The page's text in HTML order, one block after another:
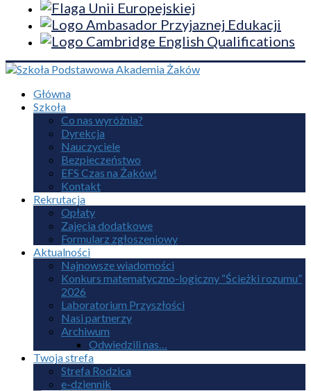
Główna
Szkoła
Co nas wyróżnia?
Dyrekcja
Nauczyciele
Bezpieczeństwo
EFS Czas na Żaków!
Kontakt
Rekrutacja
Opłaty
Zajęcia dodatkowe
Formularz zgłoszeniowy
Aktualności
Najnowsze wiadomości
Konkurs matematyczno-logiczny “Ścieżki rozumu”
2026
Laboratorium Przyszłości
Nasi partnerzy
Archiwum
Odwiedzili nas…
Twoja strefa
Strefa Rodzica
e-dziennik